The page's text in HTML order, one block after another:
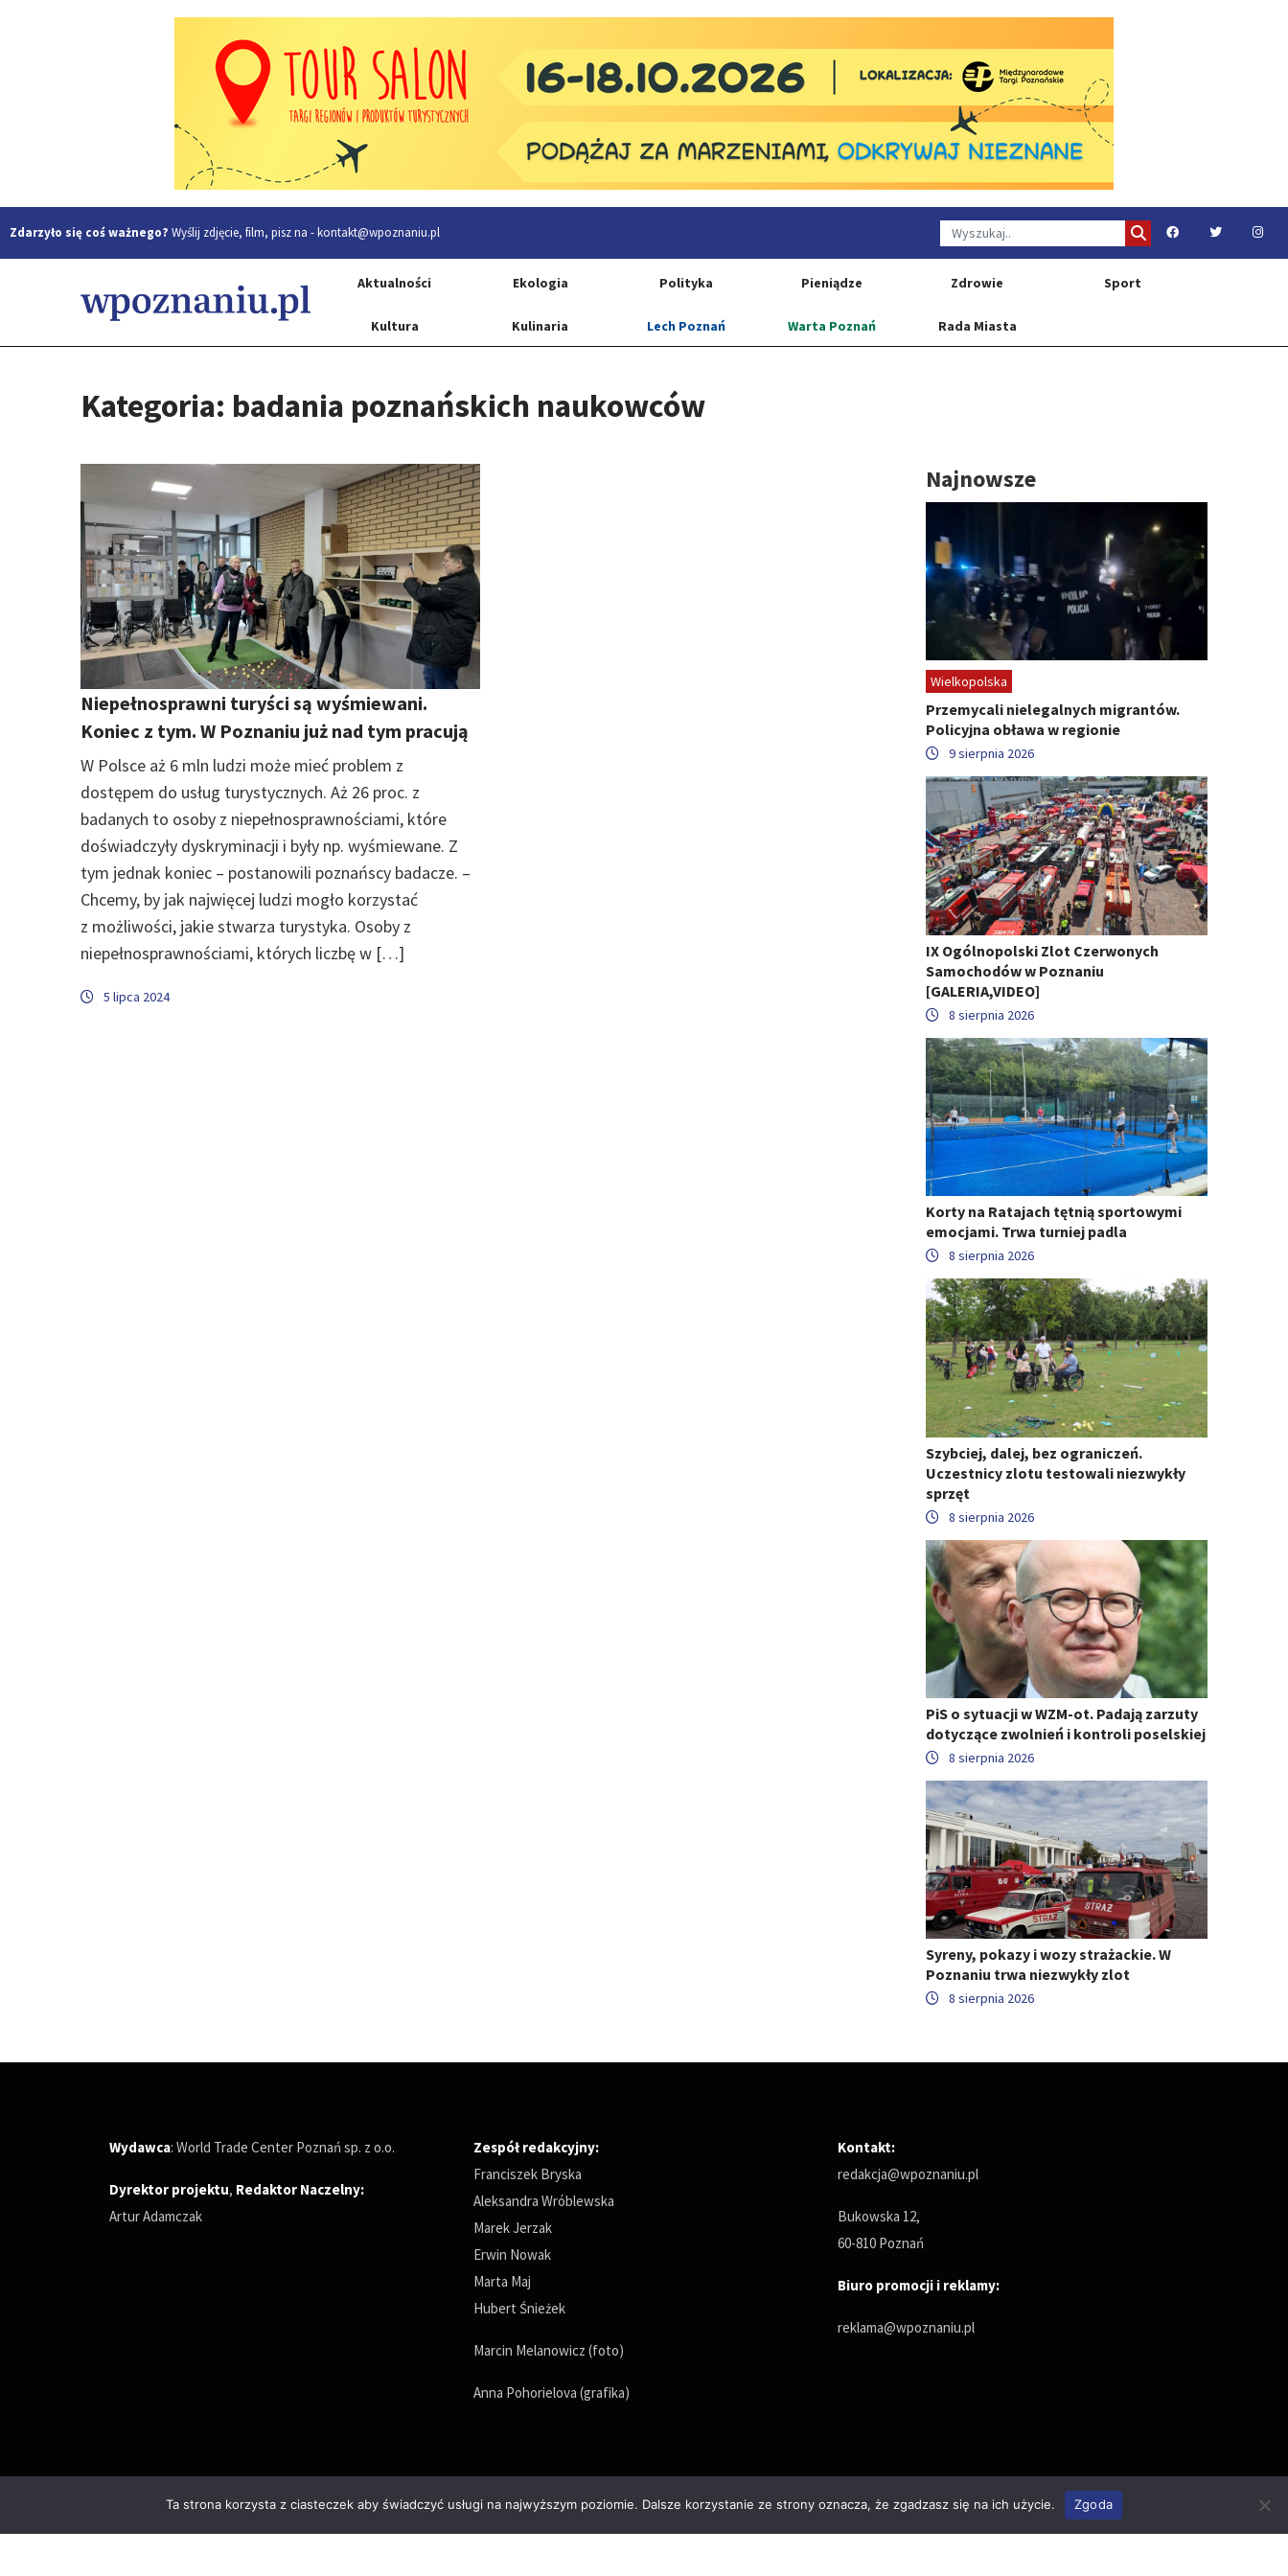
Zdarzyło się coś ważnego? Wyślij zdjęcie, film, pisz na -kontakt@wpoznaniu.pl
Aktualności Ekologia Polityka Pieniądze Zdrowie Sport
Kultura Kulinaria Lech Poznań Warta Poznań Rada Miasta
Kategoria: badania poznańskich naukowców
Niepełnosprawni turyści są wyśmiewani.
Koniec z tym. W Poznaniu już nad tym pracują
W Polsce aż 6 mln ludzi może mieć problem z
dostępem do usług turystycznych. Aż 26 proc. z
badanych to osoby z niepełnosprawnościami, które
doświadczyły dyskryminacji i były np. wyśmiewane. Z
tym jednak koniec – postanowili poznańscy badacze. –
Chcemy, by jak najwięcej ludzi mogło korzystać
z możliwości, jakie stwarza turystyka. Osoby z
niepełnosprawnościami, których liczbę w […]
5 lipca 2024
Najnowsze
Wielkopolska
Przemycali nielegalnych migrantów.
Policyjna obława w regionie
9 sierpnia 2026
IX Ogólnopolski Zlot Czerwonych
Samochodów w Poznaniu
[GALERIA,VIDEO]
8 sierpnia 2026
Korty na Ratajach tętnią sportowymi
emocjami. Trwa turniej padla
8 sierpnia 2026
Szybciej, dalej, bez ograniczeń.
Uczestnicy zlotu testowali niezwykły
sprzęt
8 sierpnia 2026
PiS o sytuacji w WZM-ot. Padają zarzuty
dotyczące zwolnień i kontroli poselskiej
8 sierpnia 2026
Syreny, pokazy i wozy strażackie. W
Poznaniu trwa niezwykły zlot
8 sierpnia 2026
Wydawca: World Trade Center Poznań sp. z o.o.
Dyrektor projektu, Redaktor Naczelny:
Artur Adamczak
Zespół redakcyjny:
Franciszek Bryska
Aleksandra Wróblewska
Marek Jerzak
Erwin Nowak
Marta Maj
Hubert Śnieżek
Marcin Melanowicz (foto)
Anna Pohorielova (grafika)
Kontakt:
redakcja@wpoznaniu.pl
Bukowska 12,
60-810 Poznań
Biuro promocji i reklamy:
reklama@wpoznaniu.pl
Ta strona korzysta z ciasteczek aby świadczyć usługi na najwyższym poziomie. Dalsze korzystanie ze strony oznacza, że zgadzasz się na ich użycie. Zgoda